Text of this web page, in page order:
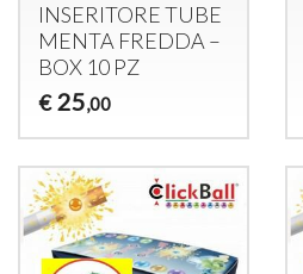
INSERITORETUBE
MENTA FREDDA –
BOX10 PZ
€ 25,00